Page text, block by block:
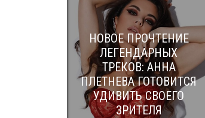
НОВОЕ ПРОЧТЕНИЕ
ЛЕГЕНДАРНЫХ
ТРЕКОВ: АННА
ПЛЕТНЕВА ГОТОВИТСЯ
УДИВИТЬ СВОЕГО
ЗРИТЕЛЯ